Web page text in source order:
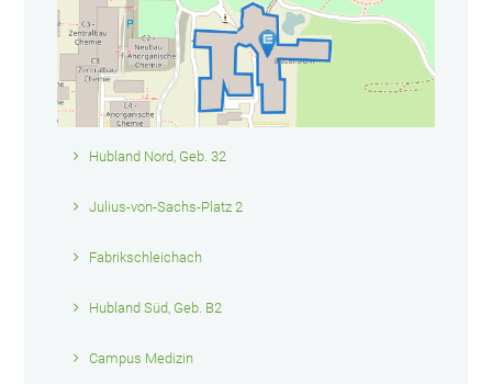
Hubland Nord, Geb. 32
Julius-von-Sachs-Platz 2
Fabrikschleichach
Hubland Süd, Geb. B2
Campus Medizin